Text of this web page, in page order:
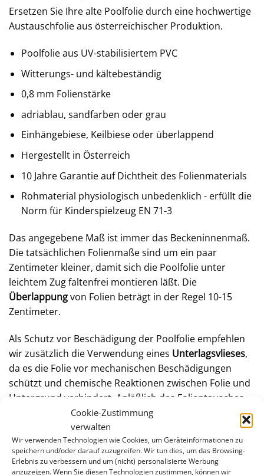
Cookie-Zustimmung
verwalten
Wir verwenden Technologien wie Cookies, um Geräteinformationen zu
speichern und/oder darauf zuzugreifen. Wir tun dies, um das Browsing-
Erlebnis zu verbessern und um (nicht) personalisierte Werbung
anzuzeigen. Wenn Sie diesen Technologien zustimmen, können wir
Ersetzen Sie Ihre alte Poolfolie durch eine hochwertige
Austauschfolie aus österreichischer Produktion.
Poolfolie aus UV-stabilisiertem PVC
Witterungs- und kältebeständig
0,8 mm Folienstärke
adriablau, sandfarben oder grau
Einhängebiese, Keilbiese oder überlappend
Hergestellt in Österreich
10 Jahre Garantie auf Dichtheit des Folienmaterials
Rohmaterial physiologisch unbedenklich - erfüllt die
Norm für Kinderspielzeug EN 71-3
Das angegebene Maß ist immer das Beckeninnenmaß.
Die tatsächlichen Folienmaße sind um ein paar
Zentimeter kleiner, damit sich die Poolfolie unter
leichtem Zug faltenfrei montieren läßt. Die
Überlappungvon Folien beträgt in der Regel 10-15
Zentimeter.
Als Schutz vor Beschädigung der Poolfolie empfehlen
wir zusätzlich die Verwendung eines Unterlagsvlieses,
da es die Folie vor mechanischen Beschädigungen
schützt und chemische Reaktionen zwischen Folie und
Untergrund verhindert. Anläßlich des Folientausches
bietet sich auch an, denverwitterten Handlauf
im Zuge
der Sanierung zu ersetzen.
Orientieren Sie sich bei der Wahl der Folienbefestigung
an Ihrer bestehenden Poolfolie, damit eine